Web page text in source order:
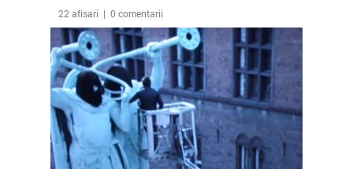
22 afisari | 0 comentarii